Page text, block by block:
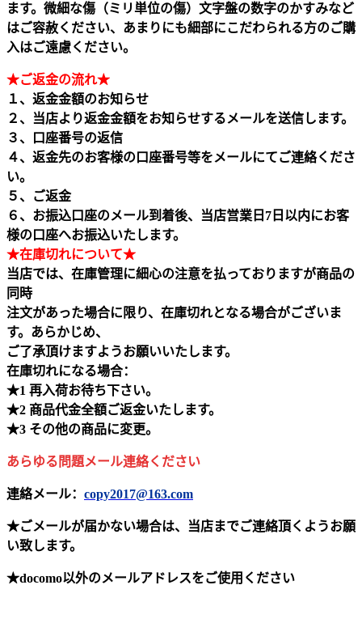
ます。微細な傷（ミリ単位の傷）文字盤の数字のかすみなど
はご容赦ください、あまりにも細部にこだわられる方のご購
入はご遠慮ください。
★ご返金の流れ★
１、返金金額のお知らせ
２、当店より返金金額をお知らせするメールを送信します。
３、口座番号の返信
４、返金先のお客様の口座番号等をメールにてご連絡くださ
い。
５、ご返金
６、お振込口座のメール到着後、当店営業日7日以内にお客
様の口座へお振込いたします。
★在庫切れについて★
当店では、在庫管理に細心の注意を払っておりますが商品の
同時
注文があった場合に限り、在庫切れとなる場合がございま
す。あらかじめ、
ご了承頂けますようお願いいたします。
在庫切れになる場合：
★1 再入荷お待ち下さい。
★2 商品代金全額ご返金いたします。
★3 その他の商品に変更。
あらゆる問題メール連絡ください
連絡メール： copy2017@163.com
★ごメールが届かない場合は、当店までご連絡頂くようお願
い致します。
★docomo以外のメールアドレスをご使用ください